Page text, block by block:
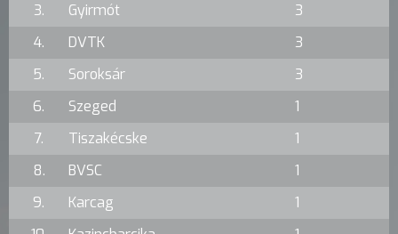
3.
Gyirmót
3
4.
DVTK
3
5.
Soroksár
3
6.
Szeged
1
7.
Tiszakécske
1
8.
BVSC
1
9.
Karcag
1